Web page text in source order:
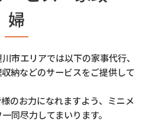
婦
市エリアでは以下の家事代行、
納などのサービスをご提供して
のお力になれますよう、ミニメ
同尽力してまいります。